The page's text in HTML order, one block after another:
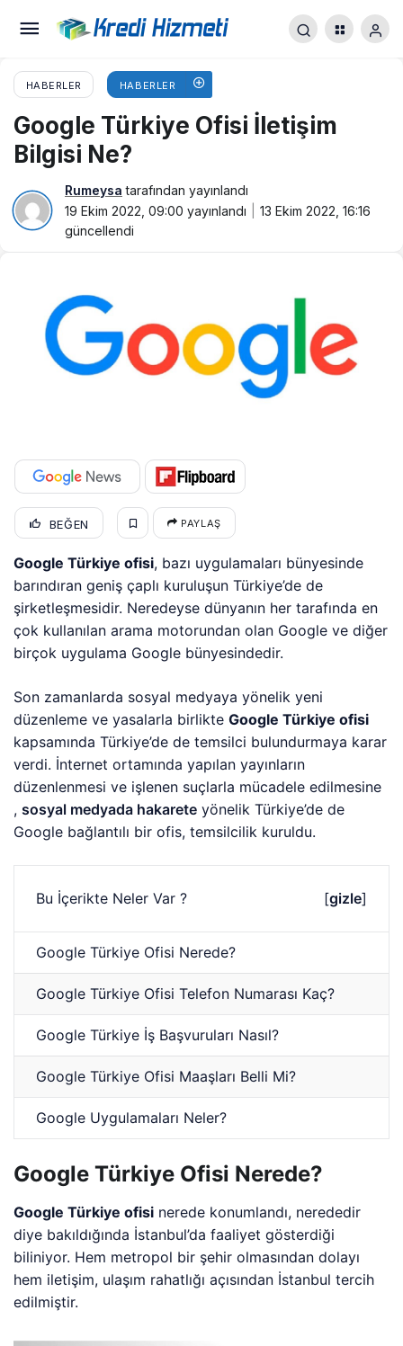
HABERLER HABERLER
Google Türkiye Ofisi İletişim
Bilgisi Ne?
Rumeysa tarafından yayınlandı
19 Ekim 2022, 09:00 yayınlandı
13 Ekim 2022, 16:16
güncellendi
BEĞEN PAYLAŞ
Google Türkiye ofisi, bazı uygulamaları bünyesinde
barındıran geniş çaplı kuruluşun Türkiye’de de
şirketleşmesidir. Neredeyse dünyanın her tarafında en
çok kullanılan arama motorundan olan Google ve diğer
birçok uygulama Google bünyesindedir.
Son zamanlarda sosyal medyaya yönelik yeni
düzenleme ve yasalarla birlikteGoogle Türkiye ofisi
kapsamında Türkiye’de de temsilci bulundurmaya karar
verdi. İnternet ortamında yapılan yayınların
düzenlenmesi ve işlenen suçlarla mücadele edilmesine
,sosyal medyada hakarete yönelik Türkiye’de de
Google bağlantılı bir ofis, temsilcilik kuruldu.
Bu İçerikte Neler Var ? [gizle]
Google Türkiye Ofisi Nerede?
Google Türkiye Ofisi Telefon Numarası Kaç?
Google Türkiye İş Başvuruları Nasıl?
Google Türkiye Ofisi Maaşları Belli Mi?
Google Uygulamaları Neler?
Google Türkiye Ofisi Nerede?
Google Türkiye ofisi nerede konumlandı, nerededir
diye bakıldığında İstanbul’da faaliyet gösterdiği
biliniyor. Hem metropol bir şehir olmasından dolayı
hem iletişim, ulaşım rahatlığı açısından İstanbul tercih
edilmiştir.